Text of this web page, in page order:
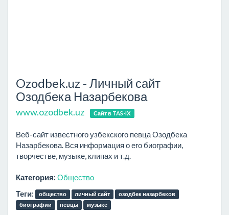
Ozodbek.uz - Личный сайт
Озодбека Назарбекова
www.ozodbek.uz Сайт в TAS-IX
Веб-сайт известного узбекского певца Озодбека
Назарбекова. Вся информация о его биографии,
творчестве, музыке, клипах и т.д.
Категория: Общество
Теги:
общество личный сайт
озодбек назарбеков
биографии
певцы музыке